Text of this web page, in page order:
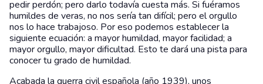
pedir perdón; pero darlo todavía cuesta más. Si fuéramos
humildes de veras, no nos sería tan difícil; pero el orgullo
nos lo hace trabajoso. Por eso podemos establecer la
siguiente ecuación: a mayor humildad, mayor facilidad; a
mayor orgullo, mayor dificultad. Esto te dará una pista para
conocer tu grado de humildad.
Acabada la guerra civil española (año 1939), unos